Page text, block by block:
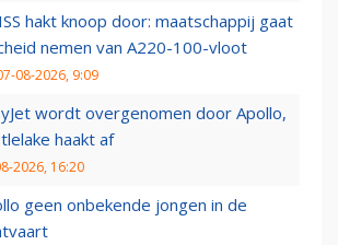
hakt knoop door: maatschappij gaat
nemen van A220-100-vloot
08-2026, 9:09
wordt overgenomen door Apollo,
haakt af
2026, 16:20
geen onbekende jongen in de